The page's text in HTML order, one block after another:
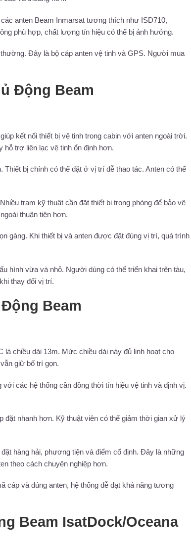
anten Beam Inmarsat tương thích như ISD710,
phù hợp, chất lượng tín hiệu có thể bị ảnh hưởng.
Đây là bộ cáp anten vệ tinh và GPS. Người mua
Động Beam
kết nối thiết bị vệ tinh trong cabin với anten ngoài trời.
trợ liên lạc vệ tinh ổn định hơn.
bị chính có thể đặt ở vị trí dễ thao tác. Anten có thể
trạm kỹ thuật cần đặt thiết bị trong phòng để bảo vệ
thuận tiện hơn.
gàng. Khi thiết bị và anten được đặt đúng vị trí, quá trình
hình vừa và nhỏ. Người dùng có thể triển khai trên tàu,
thay đổi vị trí.
Beam
chiều dài 13m. Mức chiều dài này đủ linh hoạt cho
giữ bố trí gọn.
các hệ thống cần đồng thời tín hiệu vệ tinh và định vị.
nhanh hơn. Kỹ thuật viên có thể giảm thời gian xử lý
hàng hải, phương tiện và điểm cố định. Đây là những
theo cách chuyên nghiệp hơn.
cáp và đúng anten, hệ thống dễ đạt khả năng tương
Beam IsatDock/Oceana